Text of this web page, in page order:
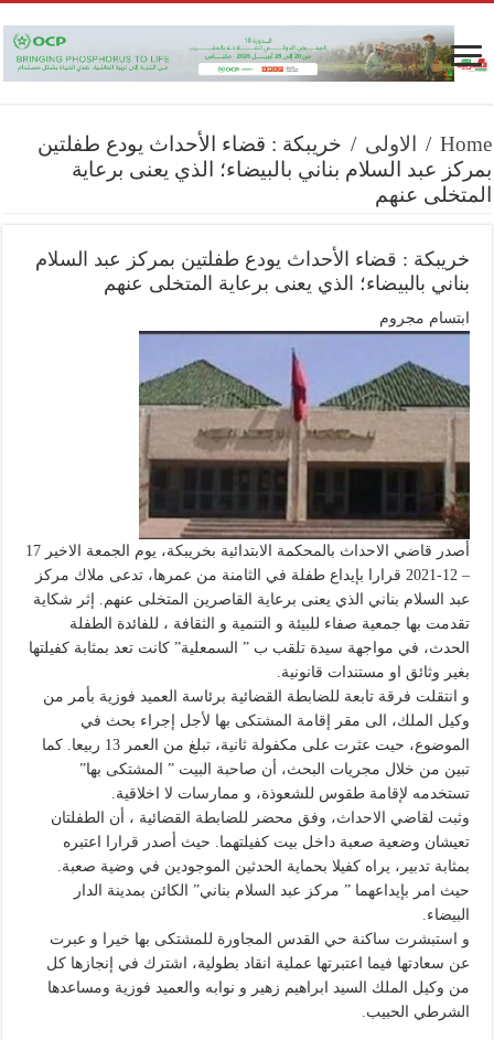
Home
/ الاولى / خريبكة : قضاء الأحداث يودع طفلتين
بمركز عبد السلام بناني بالبيضاء؛ الذي يعنى برعاية
المتخلى عنهم
خريبكة : قضاء الأحداث يودع طفلتين بمركز عبد السلام
بناني بالبيضاء؛ الذي يعنى برعاية المتخلى عنهم
ابتسام مجروم
أصدر قاضي الاحداث بالمحكمة الابتدائية بخريبكة، يوم الجمعة الاخير 17
– 12-2021 قرارا بإيداع طفلة في الثامنة من عمرها، تدعى ملاك مركز
عبد السلام بناني الذي يعنى برعاية القاصرين المتخلى عنهم. إثر شكاية
تقدمت بها جمعية صفاء للبيئة و التنمية و الثقافة ، للفائدة الطفلة
الحدث، في مواجهة سيدة تلقب ب ” السمعلية” كانت تعد بمثابة كفيلتها
بغير وثائق او مستندات قانونية.
و انتقلت فرقة تابعة للضابطة القضائية برئاسة العميد فوزية بأمر من
وكيل الملك، الى مقر إقامة المشتكى بها لأجل إجراء بحث في
الموضوع، حيت عثرت على مكفولة ثانية، تبلغ من العمر 13 ربيعا. كما
تبين من خلال مجريات البحث، أن صاحبة البيت ” المشتكى بها”
تستخدمه لإقامة طقوس للشعوذة، و ممارسات لا اخلاقية.
وثبت لقاضي الاحداث، وفق محضر للضابطة القضائية ، أن الطفلتان
تعيشان وضعية صعبة داخل بيت كفيلتهما. حيث أصدر قرارا اعتبره
بمثابة تدبير، يراه كفيلا بحماية الحدثين الموجودين في وضية صعبة.
حيث امر بإيداعهما ” مركز عبد السلام بناني” الكائن بمدينة الدار
البيضاء.
و استبشرت ساكنة حي القدس المجاورة للمشتكى بها خيرا و عبرت
عن سعادتها فيما اعتبرتها عملية انقاد بطولية، اشترك في إنجازها كل
من وكيل الملك السيد ابراهيم زهير و نوابه والعميد فوزية ومساعدها
الشرطي الحبيب.